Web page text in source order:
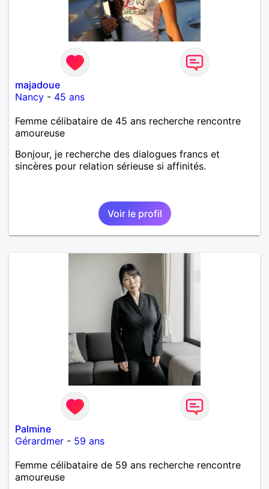
majadoue
Nancy - 45 ans
Femme célibataire de 45 ans recherche rencontre
amoureuse
Bonjour, je recherche des dialogues francs et
sincères pour relation sérieuse si affinités.
Voir le profil
Palmine
Gérardmer - 59 ans
Femme célibataire de 59 ans recherche rencontre
amoureuse